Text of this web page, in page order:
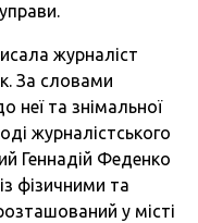
журналіст
За словами
неї та знімальної
журналістського
Геннадій Феденко
фізичними та
у місті